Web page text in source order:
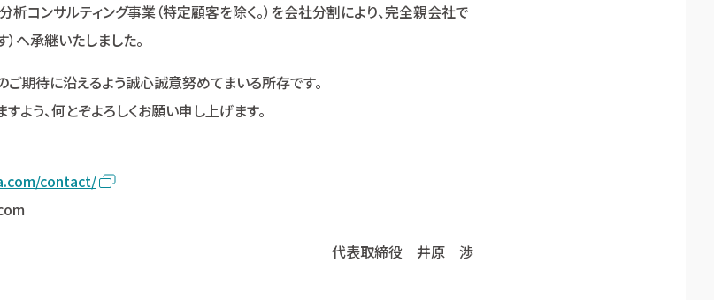
析コンサルティング事業（特定顧客を除く。）を会社分割により、完全親会社で
へ承継いたしました。
ご期待に沿えるよう誠心誠意努めてまいる所存です。
う、何とぞよろしくお願い申し上げます。
contact/
代表取締役 井原 渉